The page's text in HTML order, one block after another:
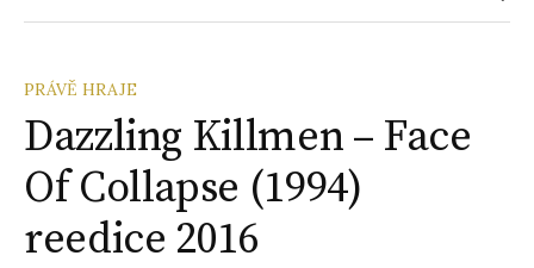
PRÁVĚ HRAJE
Dazzling Killmen – Face
Of Collapse (1994)
reedice 2016